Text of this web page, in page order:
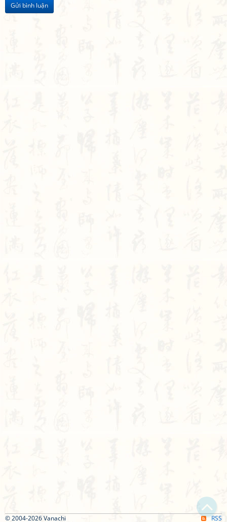
Gửi bình luận
© 2004-2026 Vanachi RSS